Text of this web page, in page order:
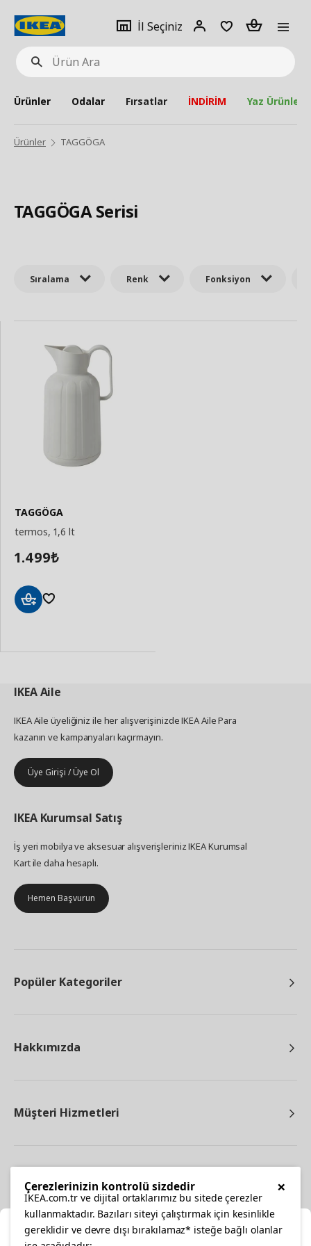
Ürün
Ara
İl Seçiniz
Giriş
Adet
Ürünler Odalar Fırsatlar İNDİRİM Yaz Ürünleri
Ürünler TAGGÖGA
TAGGÖGA Serisi
Sıralama Renk Fonksiyon
TAGGÖGA
termos, 1,6 lt
1.499₺
IKEAAile
IKEA Aile üyeliğiniz ile her alışverişinizde IKEA Aile Para
kazanın ve kampanyaları kaçırmayın.
Üye Girişi / Üye Ol
IKEA Kurumsal Satış
İş yeri mobilya ve aksesuar alışverişleriniz IKEA Kurumsal
Kart ile daha hesaplı.
Hemen Başvurun
Popüler Kategoriler
Hakkımızda
Müşteri Hizmetleri
×
Çerezlerinizin kontrolü sizdedir
IKEA.com.tr ve dijital ortaklarımız bu sitede çerezler
kullanmaktadır. Bazıları siteyi çalıştırmak için kesinlikle
gereklidir ve devre dışı bırakılamaz* isteğe bağlı olanlar